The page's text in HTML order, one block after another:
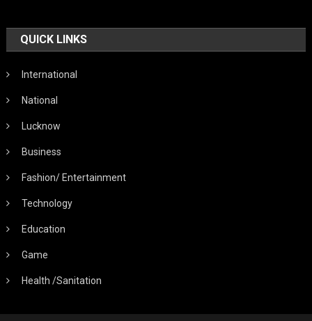
QUICK LINKS
International
National
Lucknow
Business
Fashion/ Entertainment
Technology
Education
Game
Health /Sanitation